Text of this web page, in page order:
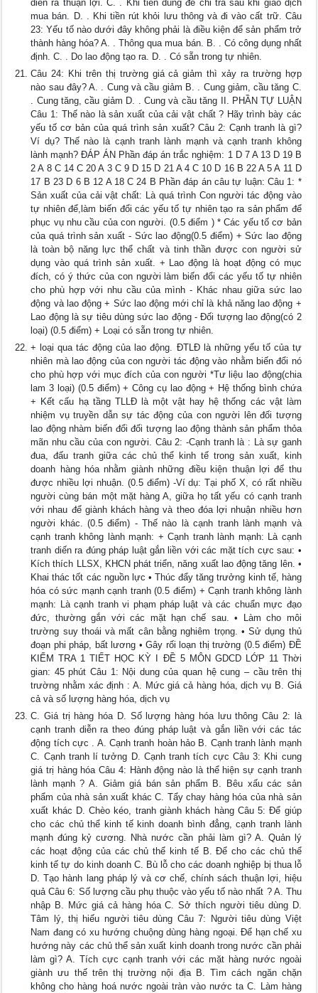
diễn ra thuận lợi. C. . Khi tiền dùng để chi trả sau khi giao dịch
mua bán. D. . Khi tiền rút khỏi lưu thông và đi vào cất trữ. Câu
23: Yếu tố nào dưới đây không phải là điều kiện để sản phẩm trở
thành hàng hóa? A. . Thông qua mua bán. B. . Có công dụng nhất
định. C. . Do lao động tạo ra. D. . Có sẵn trong tự nhiên.
Câu 24: Khi trên thị trường giá cả giảm thì xảy ra trường hợp
nào sau đây? A. . Cung và cầu giảm B. . Cung giảm, cầu tăng C.
. Cung tăng, cầu giảm D. . Cung và cầu tăng II. PHẦN TỰ LUẬN
Câu 1: Thế nào là sản xuất của cải vật chất ? Hãy trình bày các
yếu tố cơ bản của quá trình sản xuất? Câu 2: Cạnh tranh là gì?
Ví dụ? Thế nào là cạnh tranh lành mạnh và cạnh tranh không
lành mạnh? ĐÁP ÁN Phần đáp án trắc nghiệm: 1 D 7 A 13 D 19 B
2 A 8 C 14 C 20 A 3 C 9 D 15 D 21 A 4 C 10 D 16 B 22 A 5 A 11 D
17 B 23 D 6 B 12 A 18 C 24 B Phần đáp án câu tự luận: Câu 1: *
Sản xuất của cải vật chất: Là quá trình Con người tác động vào
tự nhiên để,làm biến đổi các yếu tố tự nhiên tạo ra sản phẩm để
phục vụ nhu cầu của con người. (0.5 điểm ) * Các yếu tố cơ bản
của quá trình sản xuất - Sức lao động(0.5 điểm) + Sức lao động
là toàn bộ năng lực thể chất và tinh thần được con người sử
dụng vào quá trình sản xuất. + Lao động là hoạt động có mục
đích, có ý thức của con người làm biến đổi các yếu tố tự nhiên
cho phù hợp với nhu cầu của mình - Khác nhau giữa sức lao
động và lao động + Sức lao động mới chỉ là khả năng lao động +
Lao động là sự tiêu dùng sức lao động - Đối tượng lao động(có 2
loại) (0.5 điểm) + Loại có sẵn trong tự nhiên.
+ loại qua tác động của lao động. ĐTLĐ là những yếu tố của tự
nhiên mà lao động của con người tác động vào nhằm biến đổi nó
cho phù hợp với mục đích của con người *Tư liệu lao động(chia
lam 3 loại) (0.5 điểm) + Công cụ lao động + Hệ thống bình chứa
+ Kết cấu hạ tầng TLLĐ là một vật hay hệ thống các vật làm
nhiệm vụ truyền dẫn sự tác động của con người lên đối tượng
lao động nhàm biến đổi đối tượng lao động thành sản phẩm thỏa
mãn nhu cầu của con người. Câu 2: -Cạnh tranh là : Là sự ganh
đua, đấu tranh giữa các chủ thể kinh tế trong sản xuất, kinh
doanh hàng hóa nhằm giành những điều kiện thuận lợi để thu
được nhiều lợi nhuận. (0.5 điểm) -Ví dụ: Tại phố X, có rất nhiều
người cùng bán một mặt hàng A, giữa họ tất yếu có cạnh tranh
với nhau để giành khách hàng và theo đóa lợi nhuận nhiều hơn
người khác. (0.5 điểm) - Thế nào là cạnh tranh lành mạnh và
cạnh tranh không lành mạnh: + Cạnh tranh lành mạnh: Là cạnh
tranh diến ra đúng pháp luật gắn liền với các mặt tích cực sau: •
Kích thích LLSX, KHCN phát triển, năng xuất lao động tăng lên. •
Khai thác tốt các nguồn lực • Thúc đẩy tăng trưởng kinh tế, hàng
hóa có sức mạnh cạnh tranh (0.5 điểm) + Cạnh tranh không lành
mạnh: Là cạnh tranh vi phạm pháp luật và các chuẩn mực đạo
đức, thường gắn với các mặt hạn chế sau. • Làm cho môi
trường suy thoái và mất cân bằng nghiêm trọng. • Sử dụng thủ
đoạn phi pháp, bất lương • Gây rối loạn thị trường (0.5 điểm) ĐỀ
KIỂM TRA 1 TIẾT HỌC KỲ I ĐỀ 5 MÔN GDCD LỚP 11 Thời
gian: 45 phút Câu 1: Nội dung của quan hệ cung – cầu trên thị
trường nhằm xác định : A. Mức giá cả hàng hóa, dịch vụ B. Giá
cả và số lượng hàng hóa, dịch vụ
C. Giá trị hàng hóa D. Số lượng hàng hóa lưu thông Câu 2: là
cạnh tranh diễn ra theo đúng pháp luật và gắn liền với các tác
động tích cực . A. Cạnh tranh hoàn hảo B. Cạnh tranh lành mạnh
C. Cạnh tranh lí tưởng D. Cạnh tranh tích cực Câu 3: Khi cung
giá trị hàng hóa Câu 4: Hành động nào là thể hiện sự cạnh tranh
lành mạnh ? A. Giảm giá bán sản phẩm B. Bêu xấu các sản
phẩm của nhà sản xuất khác C. Tẩy chay hàng hóa của nhà sản
xuất khác D. Chèo kéo, tranh giành khách hàng Câu 5: Để giúp
cho các chủ thể kinh tế kinh doanh bình đẳng, cạnh tranh lành
mạnh đúng kỷ cương. Nhà nước cần phải làm gì? A. Quản lý
các hoạt động của các chủ thể kinh tế B. Để cho các chủ thể
kinh tế tự do kinh doanh C. Bù lỗ cho các doanh nghiệp bị thua lỗ
D. Tạo hành lang pháp lý và cơ chế, chính sách thuận lợi, hiệu
quả Câu 6: Số lượng cầu phụ thuộc vào yếu tố nào nhất ? A. Thu
nhập B. Mức giá cả hàng hóa C. Sở thích người tiêu dùng D.
Tâm lý, thị hiếu người tiêu dùng Câu 7: Người tiêu dùng Việt
Nam đang có xu hướng chuộng dùng hàng ngoại. Để hạn chế xu
hướng này các chủ thể sản xuất kinh doanh trong nước cần phải
làm gì? A. Tích cực cạnh tranh với các mặt hàng nước ngoài
giành ưu thế trên thị trường nội địa B. Tìm cách ngăn chặn
không cho hàng hoá nước ngoài tràn vào nước ta C. Làm hàng